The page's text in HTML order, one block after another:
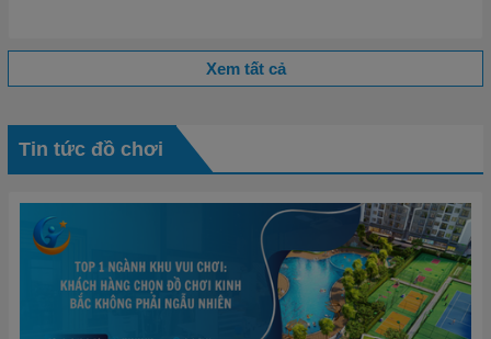
Xem tất cả
Tin tức đồ chơi